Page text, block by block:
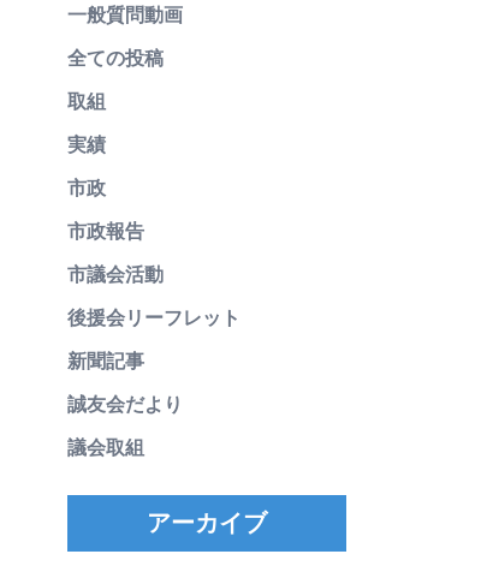
一般質問動画
全ての投稿
取組
実績
市政
市政報告
市議会活動
後援会リーフレット
新聞記事
誠友会だより
議会取組
アーカイブ